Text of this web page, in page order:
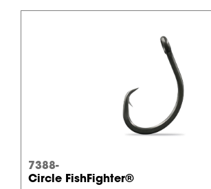
7388-
Circle FishFighter®